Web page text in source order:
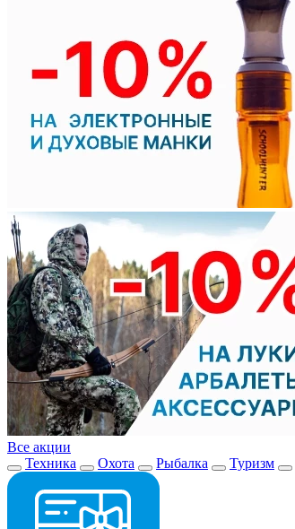
Все акции
Техника
Охота Рыбалка Туризм